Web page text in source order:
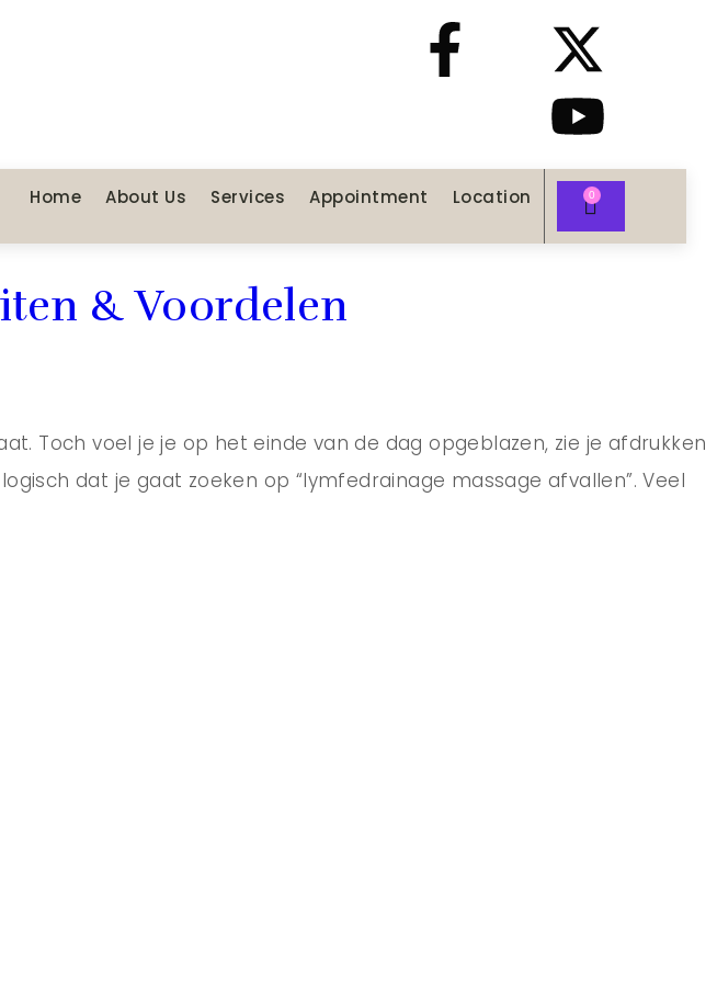
Home About Us Services Appointment Location
& Voordelen
Toch voel je je op het einde van de dag opgeblazen, zie je afdrukken
dat je gaat zoeken op “lymfedrainage massage afvallen”. Veel